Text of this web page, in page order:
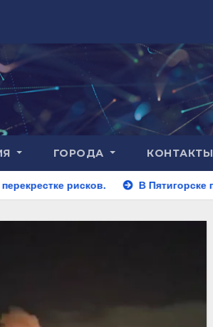
ГОРОДА КОНТАКТЫ
В Пятигорске полицейские